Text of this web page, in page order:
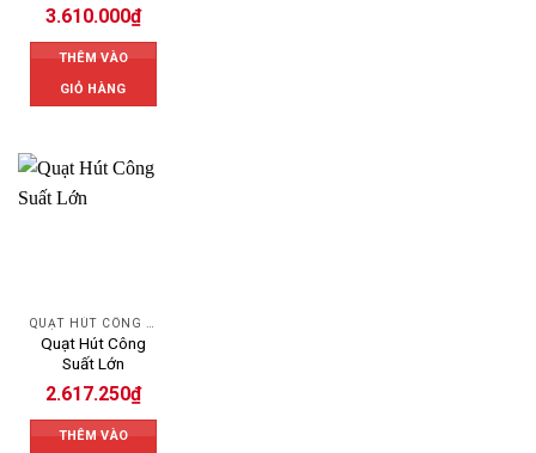
3.610.000₫
THÊM VÀO
GIỎ HÀNG
Quạt Hút Công
Suất Lớn
2.617.250₫
THÊM VÀO